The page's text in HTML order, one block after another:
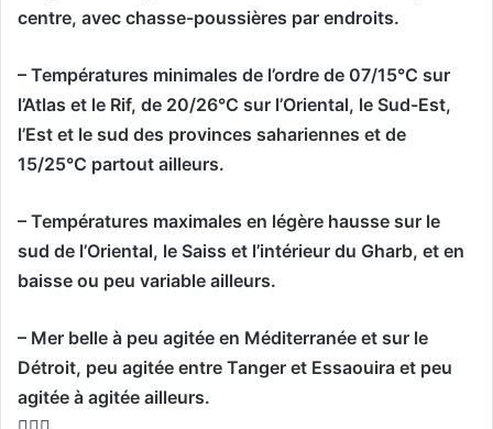
centre, avec chasse-poussières par endroits.
– Températures minimales de l’ordre de 07/15°C sur
l’Atlas et le Rif, de 20/26°C sur l’Oriental, le Sud-Est,
l’Est et le sud des provinces sahariennes et de
15/25°C partout ailleurs.
– Températures maximales en légère hausse sur le
sud de l’Oriental, le Saiss et l’intérieur du Gharb, et en
baisse ou peu variable ailleurs.
– Mer belle à peu agitée en Méditerranée et sur le
Détroit, peu agitée entre Tanger et Essaouira et peu
agitée à agitée ailleurs.